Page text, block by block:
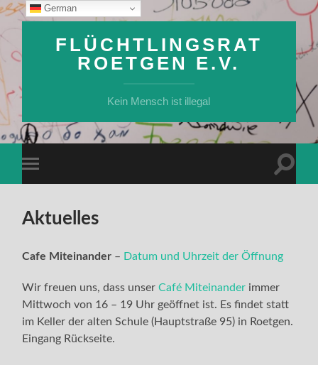
FLÜCHTLINGSRAT
ROETGEN E.V.
Kein Mensch ist illegal
Menü
Aktuelles
Cafe Miteinander – Datum und Uhrzeit der Öffnung
Wir freuen uns, dass unserCafé Miteinander immer
Mittwoch von 16 – 19 Uhr geöffnet ist. Es findet statt
im Keller der alten Schule (Hauptstraße 95) in Roetgen.
Eingang Rückseite.
German